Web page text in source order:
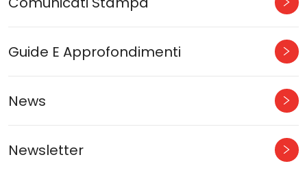
Guide E Approfondimenti
News
Newsletter